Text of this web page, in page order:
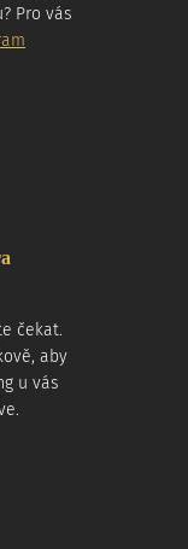
Pro vás
čekat.
aby
u vás